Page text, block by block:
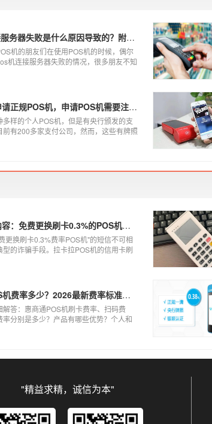
pos机连接服务器失败是什么原因导致的？附解决办法
机的朋友们在使用POS机的时候，偶尔
机连接服务器失败的情况，很多朋友不知
个人怎么申请正规POS机，申请POS机需要注意什么？
多样的个人POS机，但是有央行颁发的支
前有200多家支付公司，然而，这些有牌照
收到短信内容：免费更换刷卡0.3%的POS机，可以相信吗？
更换刷卡0.3%费率POS机"的短信不可相
型的诈骗手段。拉卡拉POS机的信用卡刷
惠商通POS机费率多少？2026最新费率标准及办理全攻略
解答：惠商通POS机刷卡费率、扫码费
率分别是多少？产品有哪些优势？个人和
"精益求精，诚信为本"